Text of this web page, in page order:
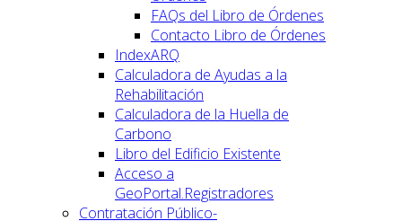
FAQs del Libro de Órdenes
Contacto Libro de Órdenes
IndexARQ
Calculadora de Ayudas a la
Rehabilitación
Calculadora de la Huella de
Carbono
Libro del Edificio Existente
Acceso a
GeoPortal.Registradores
Contratación Público-